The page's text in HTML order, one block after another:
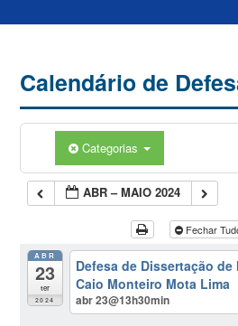
Calendário de
Categorias
ABR – MAIO 2024
Fechar
ABR
23
ter
2024
Defesa de Dissertação de
Caio Monteiro Mota Lima
abr 23@13h30min